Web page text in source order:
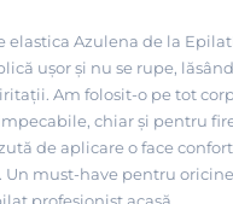
elastica Azulena de la
ușor și nu se rupe,
Am folosit-o pe tot
chiar și pentru
de aplicare o face
Un must-have pentru